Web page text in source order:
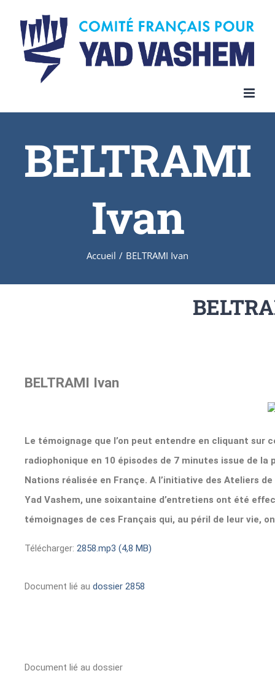
BELTRAMI
Ivan
Accueil / BELTRAMI Ivan
BELTRAMI Ivan
Le témoignage que l’on peut entendre en cliquant sur
radiophonique en 10 épisodes de 7 minutes issue de
Nations réalisée en Françe. A l’initiative des Ateliers
Yad Vashem, une soixantaine d’entretiens ont été
témoignages de ces Français qui, au péril de leur vie,
Télécharger: 2858.mp3 (4,8 MB)
Document lié au dossier 2858
Document lié au dossier